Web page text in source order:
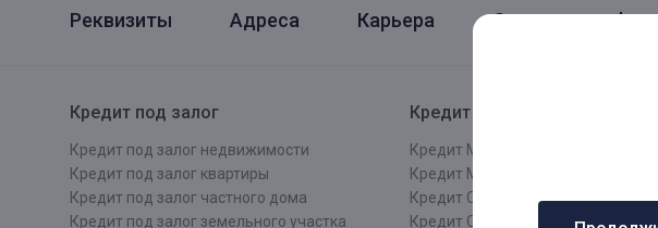
Реквизиты Адреса Карьера Открытая
Кредит под залог
Кредит под залог недвижимости
Кредит под залог квартиры
Кредит под залог частного дома
Кредит под залог земельного участка
Кредит по городам
Кредит Москва
Кредит МСК
Кредит Санкт - Петербург
Кредит СПБ